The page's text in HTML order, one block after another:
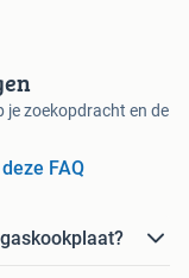
je zoekopdracht en de
FAQ